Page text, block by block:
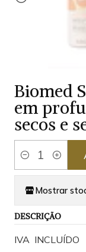
Biomed
em
secos e
Quantidade
Mostrar
DESCRIÇÃO
IVA INCLUÍDO